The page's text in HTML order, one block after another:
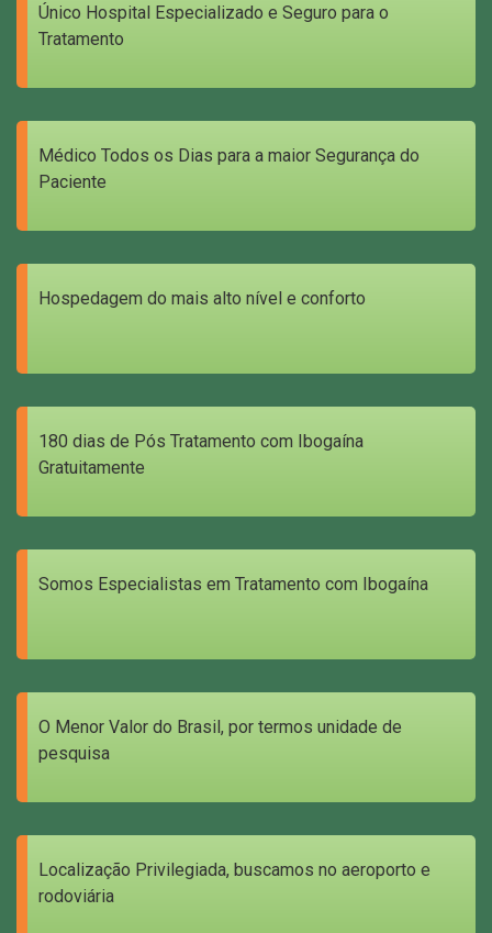
Único Hospital Especializado e Seguro para o
Tratamento
Médico Todos os Dias para a maior Segurança do
Paciente
Hospedagem do mais alto nível e conforto
180 dias de Pós Tratamento com Ibogaína
Gratuitamente
Somos Especialistas em Tratamento com Ibogaína
O Menor Valor do Brasil, por termos unidade de
pesquisa
Localização Privilegiada, buscamos no aeroporto e
rodoviária